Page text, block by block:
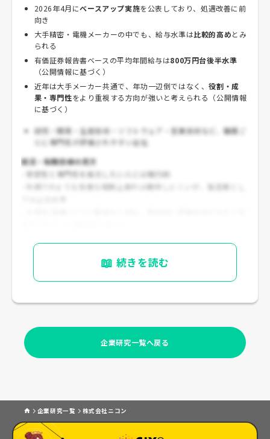
2026年4月にベースアップ実施を公表しており、処遇改善に前
向き
大手精密・電機メーカーの中でも、給与水準は比較的高めとみ
られる
有価証券報告書ベースの平均年間給与は800万円台後半水準
（公開情報に基づく）
近年は大手メーカー共通で、年功一辺倒ではなく、役割・成
果・専門性をより重視する方向が強いと考えられる（公開情報
に基づく）
研究・開発・生産技術・ソフトウェア・営業技術など、職種ご
とに専門性が評価されやすい会社
就活・転職目線の見方
- 安定性と専門性を両立したい人には魅力的
- 外資ITのような急激な報酬上振れは期待しにくいが、製造業とし
📖 続きを読む
企業研究一覧へ戻る
企業研究一覧 株式会社ニコン